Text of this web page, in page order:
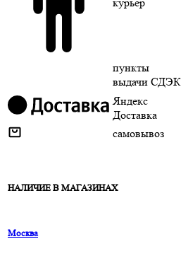
пункты
выдачи СДЭК
Яндекс
Доставка
самовывоз
НАЛИЧИЕ В МАГАЗИНАХ
Москва